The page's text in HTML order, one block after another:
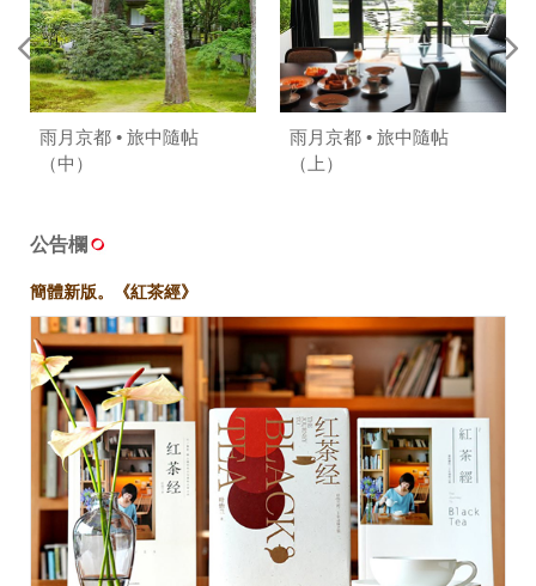
雨月京都 • 旅中隨帖
（中）
雨月京都 • 旅中隨帖
（上）
公告欄
簡體新版。《紅茶經》